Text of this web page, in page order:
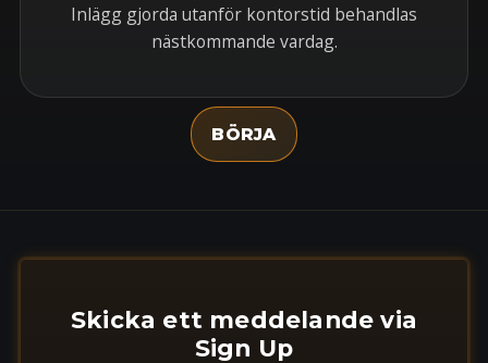
Inlägg gjorda utanför kontorstid behandlas
nästkommande vardag.
BÖRJA
Skicka ett meddelande via
Sign Up